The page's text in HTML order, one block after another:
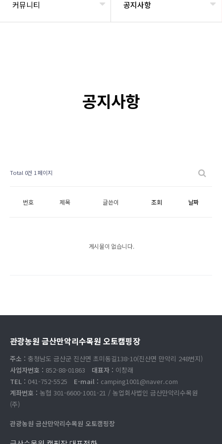
커뮤니티 공지사항
공지사항
Total 0건 1 페이지
번호 제목 글쓴이 조회 날짜
게시물이 없습니다.
관광농원 금산만악리수목원 오토캠핑장
주소 : 충청남도 금산군 진산면 초미동길138-10(진산면 만악리 248번지)
사업자번호 : 852-88-01863 대표자 : 이창래
TEL : 041-752-5525 E-mail : camping1001@naver.com
계좌번호 : 농협 301-6600-1001-21 / 농업회사법인 금산만악리수목원
(주)
관광농원 금산만악리수목원 오토캠핑장